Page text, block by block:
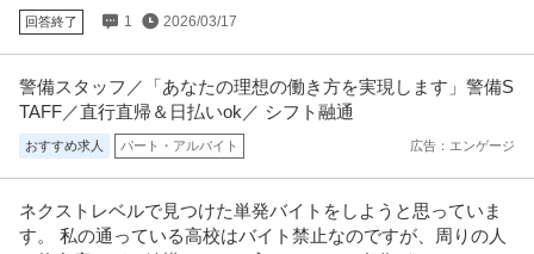
回答終了 1 2026/03/17
警備スタッフ／「あなたの理想の働き方を実現します」警備S
TAFF／直行直帰＆日払いok／ シフト融通
おすすめ求人 パート・アルバイト 広告：エンゲージ
ネクストレベルで見つけた単発バイトをしようと思っていま
す。 私の通っている高校はバイト禁止なのですが、周りの人